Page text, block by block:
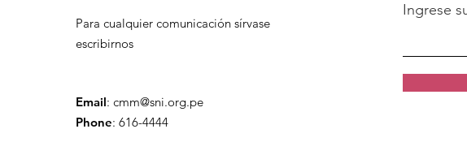
Para cualquier comunicación sírvase
escribirnos
Email: cmm@sni.org.pe
Phone: 616-4444
Ingrese